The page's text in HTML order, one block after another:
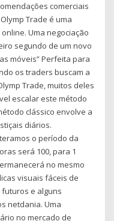
comerciais
Trade é uma
Uma negociação
segundo de um novo
móveis” Perfeita para
os traders buscam a
Trade, muitos deles
escalar este método
clássico envolve a
diários.
o período da
será 100, para 1
no mesmo
visuais fáceis de
e alguns
netdania. Uma
no mercado de